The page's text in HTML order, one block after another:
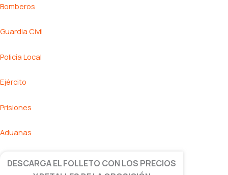
Bomberos
Guardia Civil
Policía Local
Ejército
Prisiones
Aduanas
DESCARGA EL FOLLETO CON LOS PRECIOS